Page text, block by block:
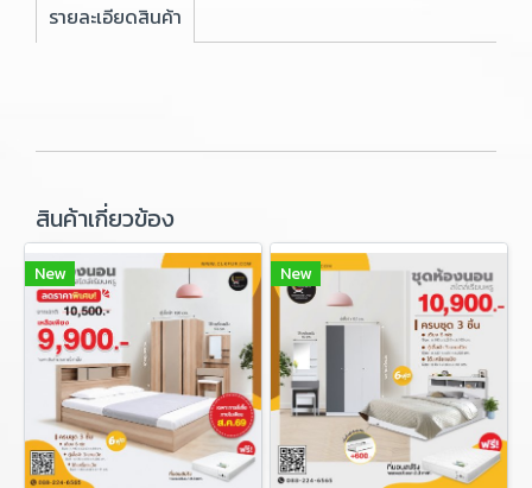
รายละเอียดสินค้า
สินค้าเกี่ยวข้อง
New New